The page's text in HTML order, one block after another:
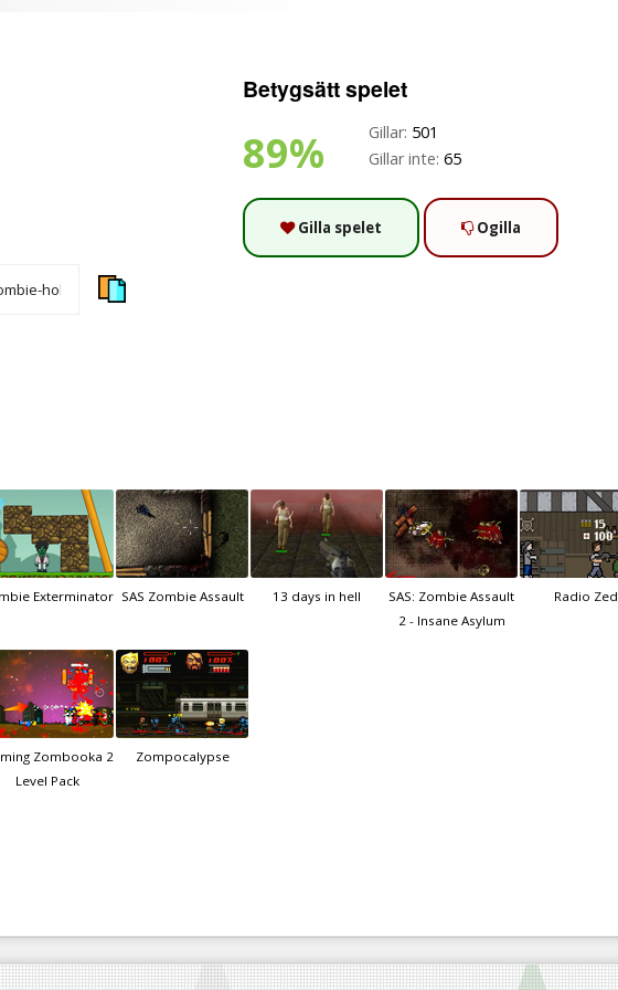
Betygsätt spelet
89% Gillar: 501
Gillar inte: 65
Gilla spelet Ogilla
Exterminator SAS Zombie Assault 13 days in hell
SAS: Zombie Assault
2 - Insane Asylum
Radio Zed
Zombooka 2
Level Pack
Zompocalypse